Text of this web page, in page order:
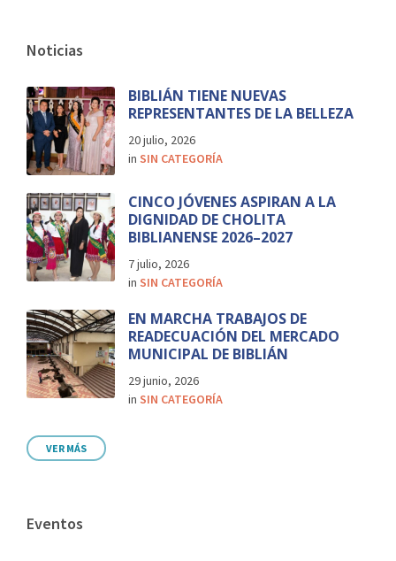
Noticias
BIBLIÁN TIENE NUEVAS
REPRESENTANTES DE LA BELLEZA
20 julio, 2026
in SIN CATEGORÍA
CINCO JÓVENES ASPIRAN A LA
DIGNIDAD DE CHOLITA
BIBLIANENSE 2026–2027
7 julio, 2026
in SIN CATEGORÍA
EN MARCHA TRABAJOS DE
READECUACIÓN DEL MERCADO
MUNICIPAL DE BIBLIÁN
29 junio, 2026
in SIN CATEGORÍA
VER MÁS
Eventos